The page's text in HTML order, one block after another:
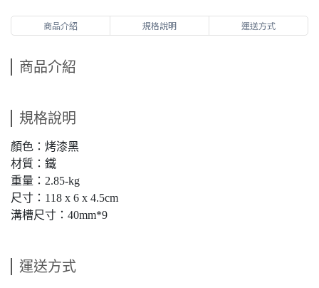
商品介紹 規格說明 運送方式
商品介紹
規格說明
顏色：烤漆黑
材質：鐵
重量：2.85-kg
尺寸：118 x 6 x 4.5cm
溝槽尺寸：40mm*9
運送方式